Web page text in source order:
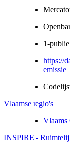
1-
https://
Vlaamse regio's
Vlaams
INSPIRE -